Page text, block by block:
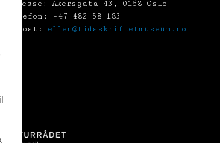
Adresse: Akersgata 43, 0158 Oslo
Telefon: +47 482 58 183
E-post: ellen@tidsskriftetmuseum.no